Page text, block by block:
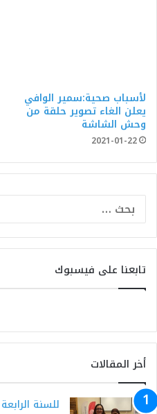
لأسباب صحية:سمير الوافي
يعلن الغاء تصوير حلقة من
وحش الشاشة
2021-01-22
تابعنا على فيسبوك
أخر المقالات
للسنة